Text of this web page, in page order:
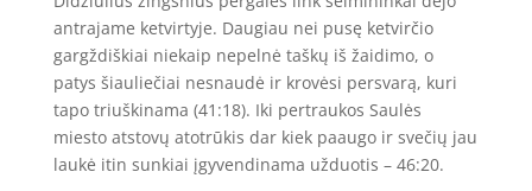
antrajame ketvirtyje. Daugiau nei pusę ketvirčio
gargždiškiai niekaip nepelnė taškų iš žaidimo, o
patys šiauliečiai nesnaudė ir krovėsi persvarą, kuri
tapo triuškinama (41:18). Iki pertraukos Saulės
miesto atstovų atotrūkis dar kiek paaugo ir svečių jau
laukė itin sunkiai įgyvendinama užduotis – 46:20.